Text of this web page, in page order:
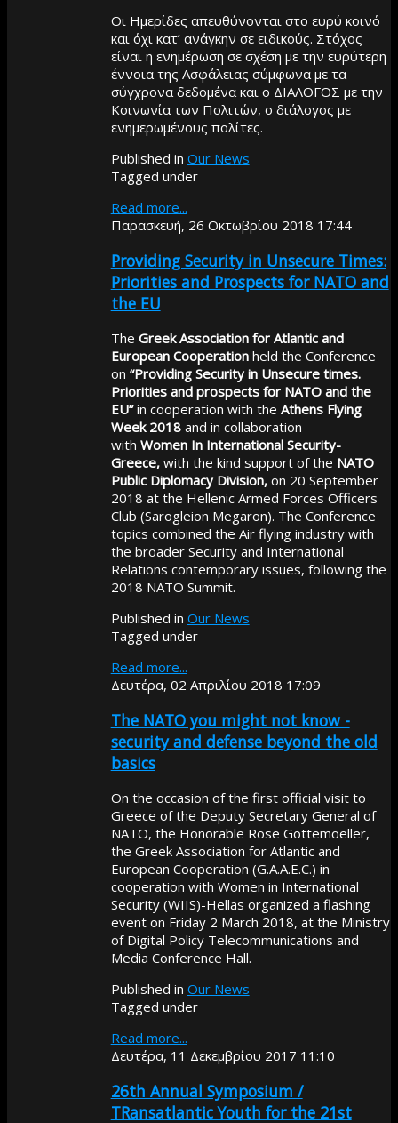
Οι Ημερίδες απευθύνονται στο ευρύ κοινό
και όχι κατ’ ανάγκην σε ειδικούς. Στόχος
είναι η ενημέρωση σε σχέση με την ευρύτερη
έννοια της Ασφάλειας σύμφωνα με τα
σύγχρονα δεδομένα και ο ΔΙΑΛΟΓΟΣ με την
Κοινωνία των Πολιτών, ο διάλογος με
ενημερωμένους πολίτες.
Published in Our News
Tagged under
Read more...
Παρασκευή, 26 Οκτωβρίου 2018 17:44
Providing Security in Unsecure Times:
Priorities and Prospects for NATO and
the EU
The Greek Association for Atlantic and
European Cooperationheld the Conference
on “Providing Security in Unsecure times.
Priorities and prospects for NATO and the
EU”in cooperation with the Athens Flying
Week 2018 and in collaboration
with WomenIn International Security-
Greece, with the kind support of the NATO
Public Diplomacy Division,on 20 September
2018 at the Hellenic Armed Forces Officers
Club (Sarogleion Megaron). The Conference
topics combined the Air flying industry with
the broader Security and International
Relations contemporary issues, following the
2018 NATO Summit.
Published in Our News
Tagged under
Read more...
Δευτέρα, 02 Απριλίου 2018 17:09
The NATO you might not know -
security and defense beyond the old
basics
On the occasion of the first official visit to
Greece of the Deputy Secretary General of
NATO, the Honorable Rose Gottemoeller,
the Greek Association for Atlantic and
European Cooperation (G.A.A.E.C.) in
cooperation with Women in International
Security (WIIS)-Hellas organized a flashing
event on Friday 2 March 2018, at the Ministry
of Digital Policy Telecommunications and
Media Conference Hall.
Published in Our News
Tagged under
Read more...
Δευτέρα, 11 Δεκεμβρίου 2017 11:10
26th Annual Symposium /
TRansatlantic Youth for the 21st